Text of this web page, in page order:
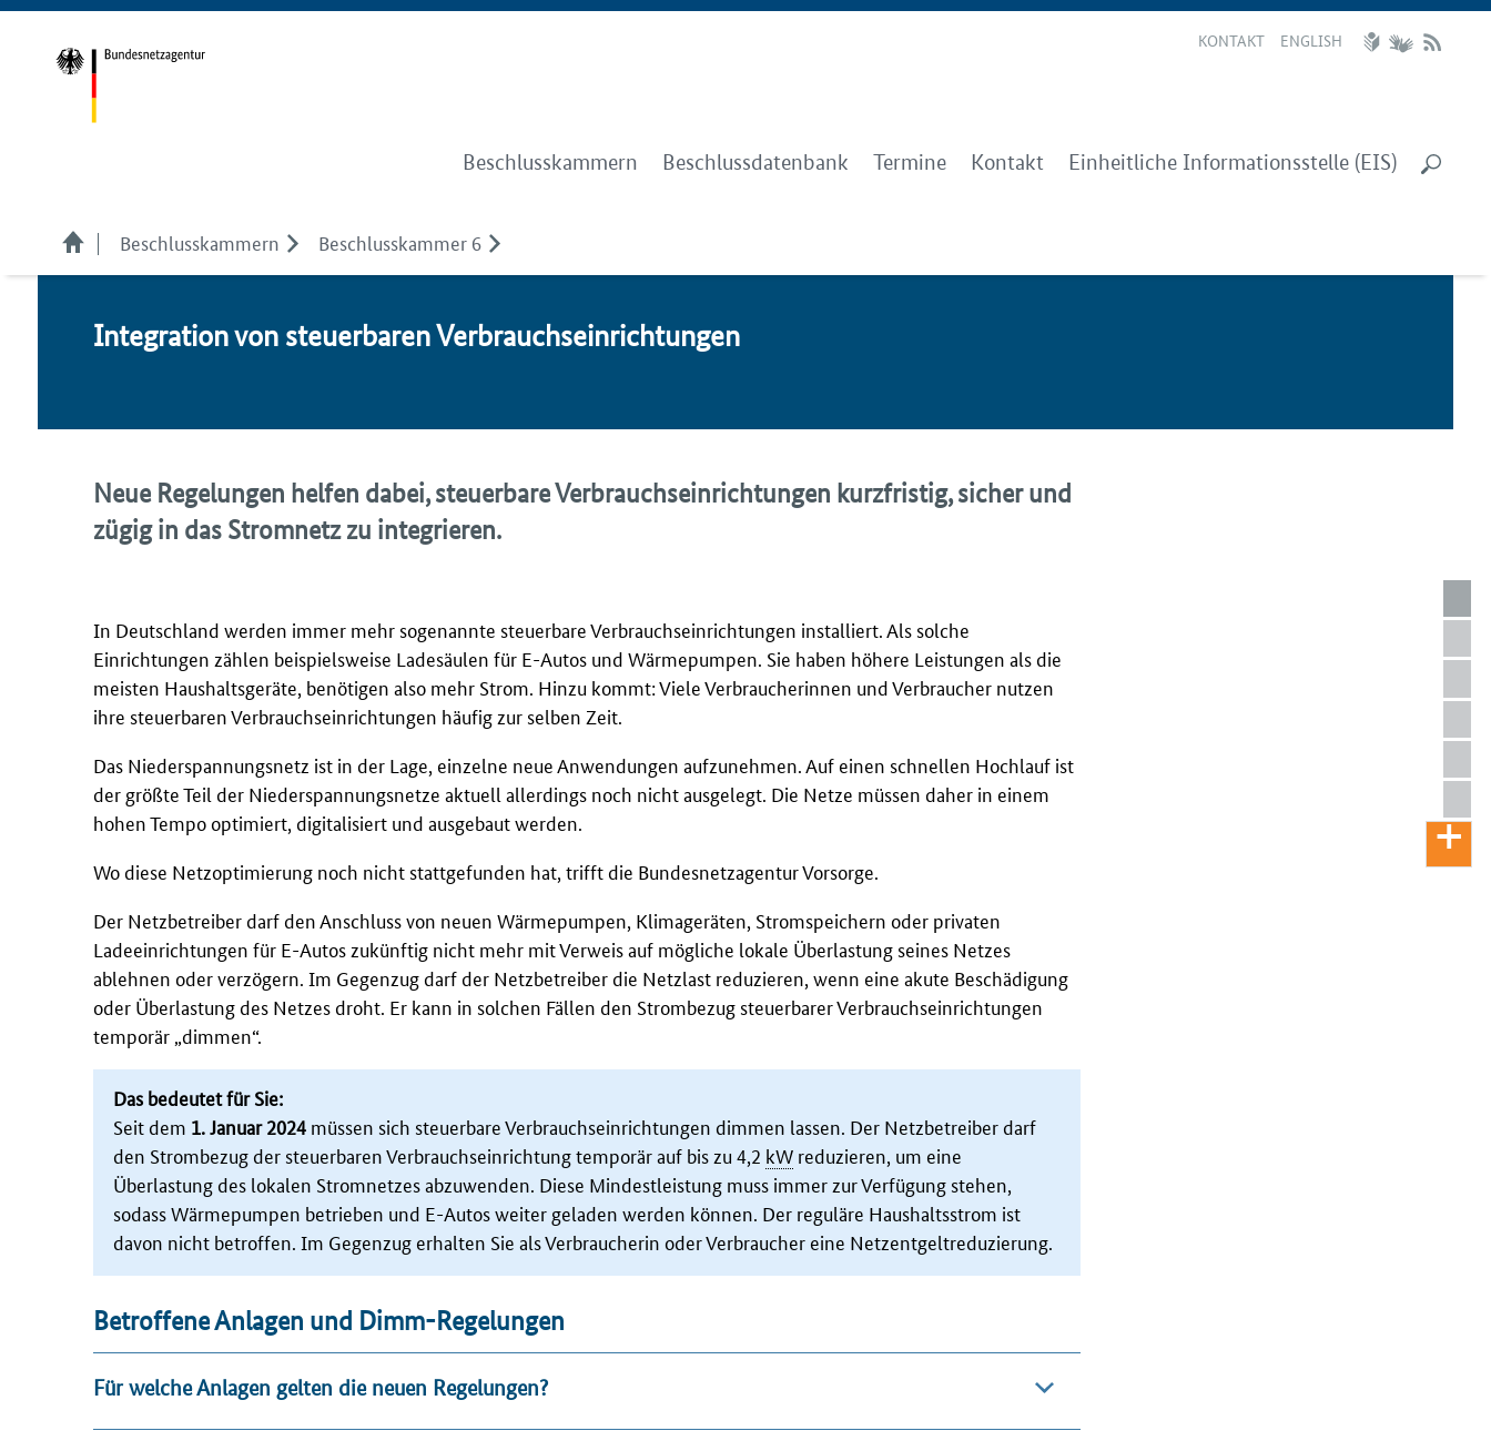
KONTAKT ENGLISH
Beschlusskammern Beschlussdatenbank Termine Kontakt Einheitliche Informationsstelle (EIS)
Beschlusskammern Beschlusskammer 6
In­te­gra­ti­on von steu­er­ba­ren Ver­brauch­sein­rich­tun­gen
Neue Regelungen helfen dabei, steuerbare Verbrauchseinrichtungen kurzfristig, sicher und
zügig in das Stromnetz zu integrieren.
In Deutschland werden immer mehr sogenannte steuerbare Verbrauchseinrichtungen installiert. Als solche
Einrichtungen zählen beispielsweise Ladesäulen für E-Autos und Wärmepumpen. Sie haben höhere Leistungen als die
meisten Haushaltsgeräte, benötigen also mehr Strom. Hinzu kommt: Viele Verbraucherinnen und Verbraucher nutzen
ihre steuerbaren Verbrauchseinrichtungen häufig zur selben Zeit.
Das Niederspannungsnetz ist in der Lage, einzelne neue Anwendungen aufzunehmen. Auf einen schnellen Hochlauf ist
der größte Teil der Niederspannungsnetze aktuell allerdings noch nicht ausgelegt. Die Netze müssen daher in einem
hohen Tempo optimiert, digitalisiert und ausgebaut werden.
Wo diese Netzoptimierung noch nicht stattgefunden hat, trifft die Bundesnetzagentur Vorsorge.
Der Netzbetreiber darf den Anschluss von neuen Wärmepumpen, Klimageräten, Stromspeichern oder privaten
Ladeeinrichtungen für E-Autos zukünftig nicht mehr mit Verweis auf mögliche lokale Überlastung seines Netzes
ablehnen oder verzögern. Im Gegenzug darf der Netzbetreiber die Netzlast reduzieren, wenn eine akute Beschädigung
oder Überlastung des Netzes droht. Er kann in solchen Fällen den Strombezug steuerbarer Verbrauchseinrichtungen
temporär „dimmen“.
Das bedeutet für Sie:
Seit dem 1. Januar 2024 müssen sich steuerbare Verbrauchseinrichtungen dimmen lassen. Der Netzbetreiber darf
den Strombezug der steuerbaren Verbrauchseinrichtung temporär auf bis zu 4,2 kW reduzieren, um eine
Überlastung des lokalen Stromnetzes abzuwenden. Diese Mindestleistung muss immer zur Verfügung stehen,
sodass Wärmepumpen betrieben und E-Autos weiter geladen werden können. Der reguläre Haushaltsstrom ist
davon nicht betroffen. Im Gegenzug erhalten Sie als Verbraucherin oder Verbraucher eine Netzentgeltreduzierung.
Betroffene Anlagen und Dimm-Regelungen
Für welche Anlagen gelten die neuen Regelungen?